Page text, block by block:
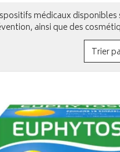
médicaux
ainsi que des
Trier